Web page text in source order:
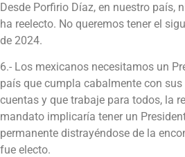
Desde Porfirio Díaz, en nuestro país,
ha reelecto. No queremos tener el
de 2024.
6.- Los mexicanos necesitamos un
país que cumpla cabalmente con
cuentas y que trabaje para todos, la
mandato implicaría tener un
permanente distrayéndose de la
fue electo.